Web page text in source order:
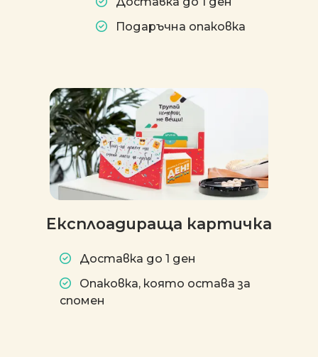
Подаръчна опаковка
Експлоадираща картичка
Доставка до 1 ден
Опаковка, която остава за
спомен